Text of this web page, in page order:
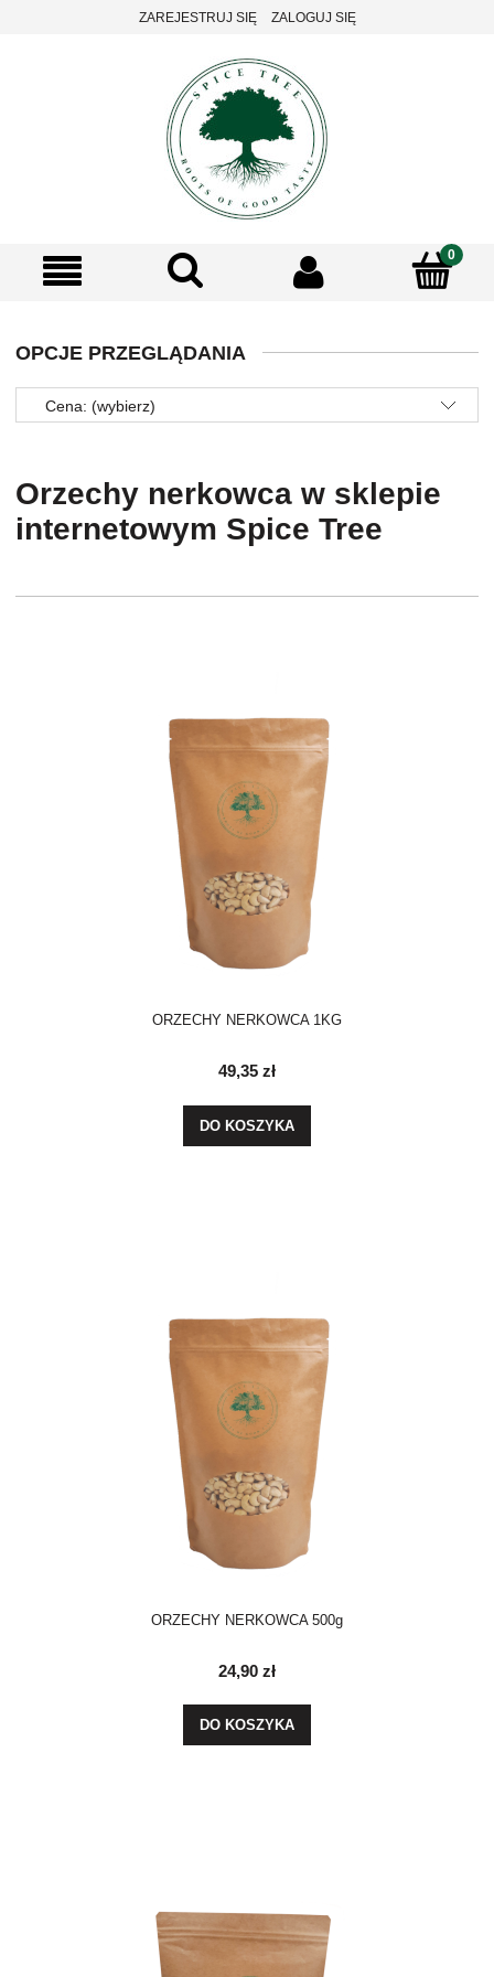
ZAREJESTRUJ SIĘ ZALOGUJ SIĘ
OPCJE PRZEGLĄDANIA
Cena: (wybierz)
Orzechy nerkowca w sklepie
internetowym Spice Tree
ORZECHY NERKOWCA 1KG
49,35 zł
DO KOSZYKA
ORZECHY NERKOWCA 500g
24,90 zł
DO KOSZYKA